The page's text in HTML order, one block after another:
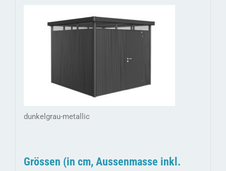
dunkelgrau-metallic
Grössen (in cm, Aussenmasse inkl.